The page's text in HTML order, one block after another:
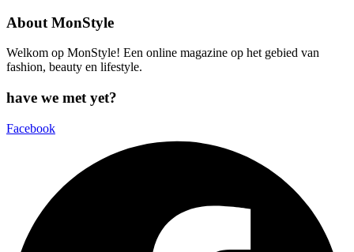
About MonStyle
Welkom op MonStyle! Een online magazine op het gebied van
fashion, beauty en lifestyle.
have we met yet?
Facebook